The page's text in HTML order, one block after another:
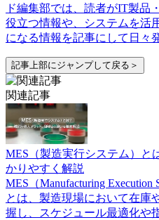
ド編集部では、読者がIT製品
役立つ情報や、システムを活
になる情報を記事にして日々
記事上部にジャンプして戻る＞
関連記事
MES（製造実行システム）と
かりやすく解説
MES（Manufacturing Execution
とは、製造現場において在庫
握し、スケジュール最適化や